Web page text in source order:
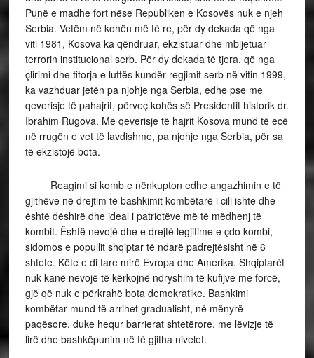
Punë e madhe fort nëse Republiken e Kosovës nuk e njeh
Serbia. Vetëm në kohën më të re, për dy dekada që nga
viti 1981, Kosova ka qëndruar, ekzistuar dhe mbijetuar
terrorin institucional serb. Për dy dekada të tjera, që nga
çlirimi dhe fitorja e luftës kundër regjimit serb në vitin 1999,
ka vazhduar jetën pa njohje nga Serbia, edhe pse me
qeverisje të pahajrit, përveç kohës së Presidentit historik dr.
Ibrahim Rugova. Me qeverisje të hajrit Kosova mund të ecë
në rrugën e vet të lavdishme, pa njohje nga Serbia, për sa
të ekzistojë bota.
Reagimi si komb e nënkupton edhe angazhimin e të
gjithëve në drejtim të bashkimit kombëtarë i cili ishte dhe
është dëshirë dhe ideal i patriotëve më të mëdhenj të
kombit. Është nevojë dhe e drejtë legjitime e çdo kombi,
sidomos e popullit shqiptar të ndarë padrejtësisht në 6
shtete. Këte e di fare mirë Evropa dhe Amerika. Shqiptarët
nuk kanë nevojë të kërkojnë ndryshim të kufijve me forcë,
gjë që nuk e përkrahë bota demokratike. Bashkimi
kombëtar mund të arrihet gradualisht, në mënyrë
paqësore, duke hequr barrierat shtetërore, me lëvizje të
lirë dhe bashkëpunim në të gjitha nivelet.